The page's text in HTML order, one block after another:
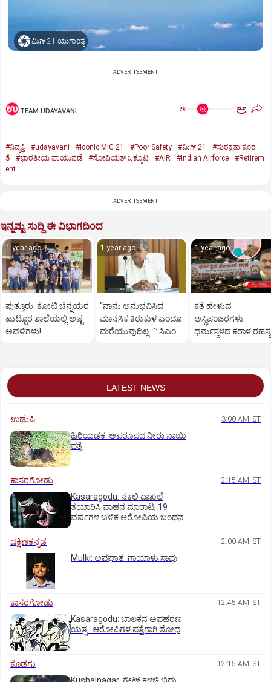
ಮಿಗ್‌ 21 ಯುಗಾಂತ್ಯ
ADVERTISEMENT
TEAM UDAYAVANI ಅ ಅ
#ನಿವೃತ್ತಿ #udayavani #Iconic MiG 21 #Poor Safety #ಮಿಗ್‌ 21
#ಸುರಕ್ಷತಾ ಕೊರ
ತೆ
#ಭಾರತೀಯ ವಾಯುಪಡೆ #ಸೋವಿಯತ್‌ ಒಕ್ಕೂಟ #AIR #Indian Airforce
#Retirem
ent
ADVERTISEMENT
ಇನ್ನಷ್ಟು ಸುದ್ದಿ ಈ ವಿಭಾಗದಿಂದ
1 year ago
ಪುತ್ತೂರು: ಕೋಟಿ ಚೆನ್ನಯರ
ಹುಟ್ಟೂರ ಶಾಲೆಯಲ್ಲಿ ಅಷ್ಟ
ಅವಳಿಗಳು!
1 year ago
“ನಾನು ಅನುಭವಿಸಿದ
ಮಾನಸಿಕ ಕಿರುಕುಳ ಎಂದೂ
ಮರೆಯುವುದಿಲ್ಲ…’: ಸಿಎಂ
1 year ago
ಕತೆ ಹೇಳುವ
ಅಸ್ಥಿಪಂಜರಗಳು:
ಧರ್ಮಸ್ಥಳದ‌ ಕರಾಳ ರಹಸ್ಯ
LATEST NEWS
ಉಡುಪಿ 3:00 AM IST
ಹಿರಿಯಡಕ: ಅಪರೂಪದ ನೀರು ನಾಯಿ
ಪತ್ತೆ
ಕಾಸರಗೋಡು 2:15 AM IST
Kasaragodu: ನಕಲಿ ದಾಖಲೆ
ತಯಾರಿಸಿ ವಾಹನ ಮಾರಾಟ; 19
ವರ್ಷಗಳ ಬಳಿಕ ಆರೋಪಿಯ ಬಂಧನ
ದಕ್ಷಿಣಕನ್ನಡ 2:00 AM IST
Mulki: ಅಪಘಾತ: ಗಾಯಾಳು ಸಾವು
ಕಾಸರಗೋಡು 12:45 AM IST
Kasaragodu: ಬಾಲಕನ ಅಪಹರಣ
ಯತ್ನ : ಆರೋಪಿಗಳ ಪತ್ತೆಗಾಗಿ ಶೋಧ
ಕೊಡಗು 12:15 AM IST